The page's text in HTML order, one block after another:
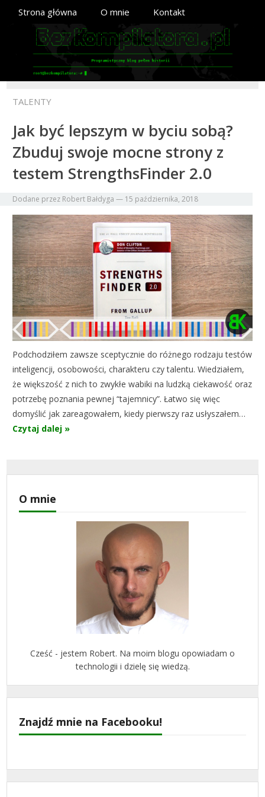
Strona główna O mnie Kontakt
TALENTY
Jak być lepszym w byciu sobą?
Zbuduj swoje mocne strony z
testem StrengthsFinder 2.0
Dodane przez Robert Bałdyga — 15 października, 2018
Podchodziłem zawsze sceptycznie do różnego rodzaju testów
inteligencji, osobowości, charakteru czy talentu. Wiedziałem,
że większość z nich to zwykłe wabiki na ludzką ciekawość oraz
potrzebę poznania pewnej “tajemnicy”. Łatwo się więc
domyślić jak zareagowałem, kiedy pierwszy raz usłyszałem…
Czytaj dalej »
O mnie
Cześć - jestem Robert. Na moim blogu opowiadam o
technologii i dzielę się wiedzą.
Znajdź mnie na Facebooku!